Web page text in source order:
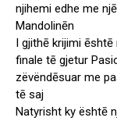
njihemi edhe me
Mandolinēn
I gjithē krijimi
finale tē gjetur
zëvëndēsuar me
tē saj
Natyrisht ky ështē